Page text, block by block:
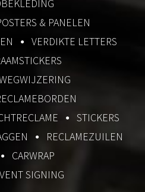
& PANELEN
VERDIKTE LETTERS
STICKERS
RECLAMEZUILEN
CARWRAP
SIGNING